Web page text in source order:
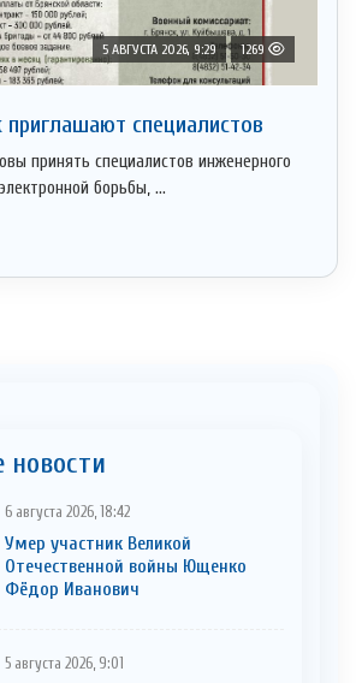
5 АВГУСТА 2026, 9:29 1269
cпециaлистoв
принять специалистов инженерного
борьбы, ...
новости
6 августа 2026, 18:42
Умер участник Великой
Отечественной войны Ющенко
Фёдор Иванович
5 августа 2026, 9:01